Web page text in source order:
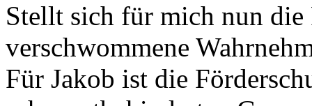
Stellt sich für mich nun die
verschwommene
Für Jakob ist die